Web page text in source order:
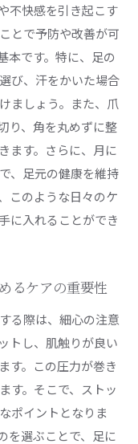
不快感を引き起こす
とで予防や改善が可
本です。特に、足の
び、汗をかいた場合
ましょう。また、爪
り、角を丸めずに整
ます。さらに、月に
、足元の健康を維持
このような日々のケ
に入れることができ
るケアの重要性
る際は、細心の注意
トし、肌触りが良い
す。この圧力が巻き
す。そこで、ストッ
ポイントとなりま
を選ぶことで、足に